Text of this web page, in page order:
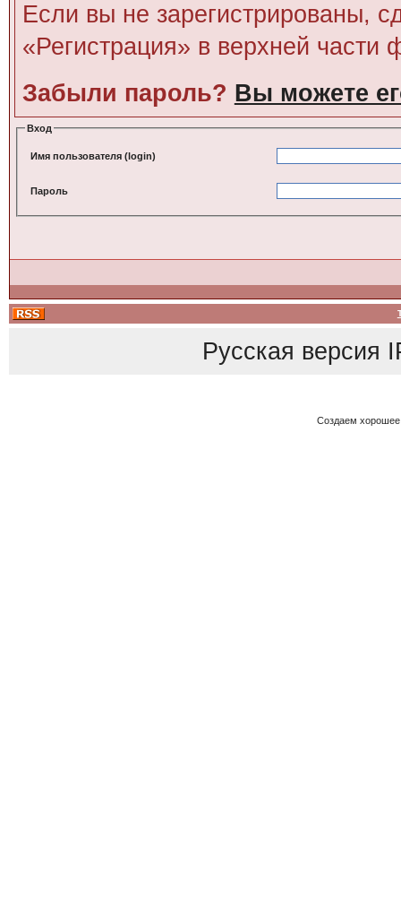
Если вы не зарегистрированы,
«Регистрация» в верхней части
Забыли пароль? Вы можете
Вход
Имя пользователя (login)
Пароль
Русская версия
Создаем